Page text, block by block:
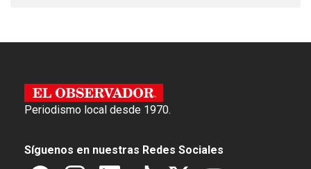
Periodismo local desde 1970.
Síguenos en nuestras Redes Sociales